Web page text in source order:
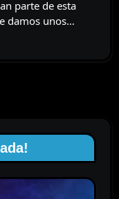
parte de esta
damos unos…